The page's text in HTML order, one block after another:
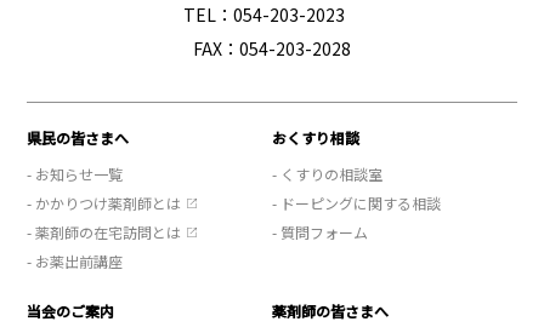
TEL：054-203-2023
FAX：054-203-2028
県民の皆さまへ
- お知らせ一覧
- かかりつけ薬剤師とは
- 薬剤師の在宅訪問とは
- お薬出前講座
おくすり相談
- くすりの相談室
- ドーピングに関する相談
- 質問フォーム
当会のご案内
薬剤師の皆さまへ